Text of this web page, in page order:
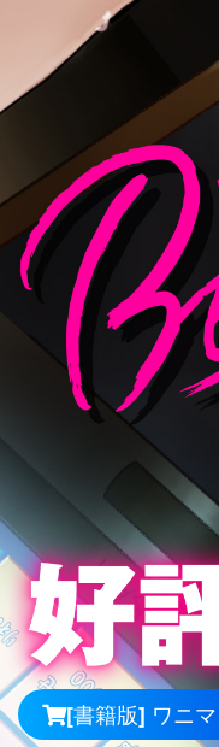
[書籍版] ワニ